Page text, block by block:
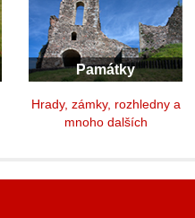
Památky
Hrady, zámky, rozhledny a
mnoho dalších